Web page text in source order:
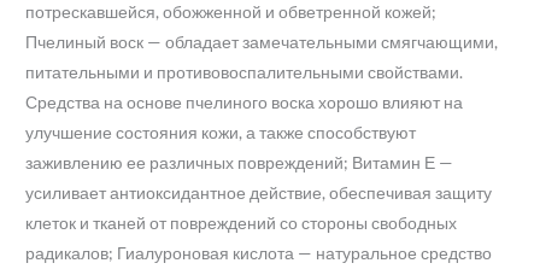
потрескавшейся, обожженной и обветренной кожей;
Пчелиный воск — обладает замечательными смягчающими,
питательными и противовоспалительными свойствами.
Средства на основе пчелиного воска хорошо влияют на
улучшение состояния кожи, а также способствуют
заживлению ее различных повреждений; Витамин Е —
усиливает антиоксидантное действие, обеспечивая защиту
клеток и тканей от повреждений со стороны свободных
радикалов; Гиалуроновая кислота — натуральное средство